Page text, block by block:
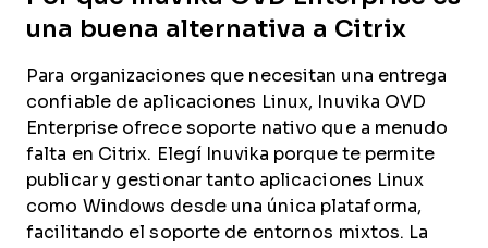
una buena alternativa a Citrix
Para organizaciones que necesitan una entrega
confiable de aplicaciones Linux, Inuvika OVD
Enterprise ofrece soporte nativo que a menudo
falta en Citrix. Elegí Inuvika porque te permite
publicar y gestionar tanto aplicaciones Linux
como Windows desde una única plataforma,
facilitando el soporte de entornos mixtos. La